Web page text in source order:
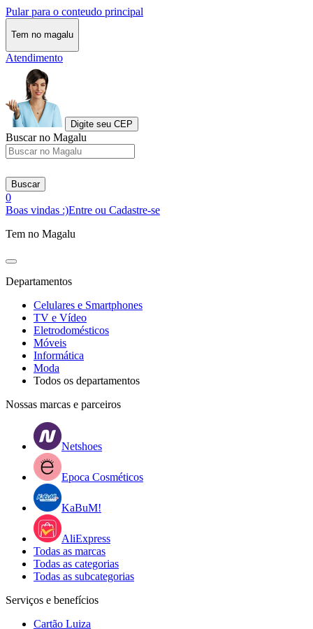
Pular para o conteudo principal
Tem no magalu
Atendimento
Digite seu CEP
Buscar no Magalu
Buscar
0
Boas vindas :)Entre ou Cadastre-se
Tem no Magalu
Departamentos
Celulares e Smartphones
TV e Vídeo
Eletrodomésticos
Móveis
Informática
Moda
Todos os departamentos
Nossas marcas e parceiros
Netshoes
Epoca Cosméticos
KaBuM!
AliExpress
Todas as marcas
Todas as categorias
Todas as subcategorias
Serviços e benefícios
Cartão Luiza